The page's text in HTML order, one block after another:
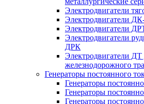
Электродвигатели
Электродвигатели
Электродвигатели
Электродвигатели
ДРК
Электродвигатели ДТ
железнодорожного
Генераторы постоянного
Генераторы
Генераторы
Генераторы